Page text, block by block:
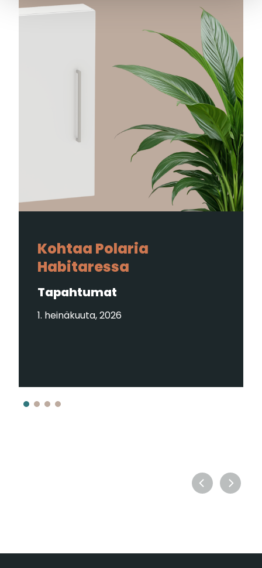
Kohtaa Polaria
Habitaressa
Tapahtumat
1. heinäkuuta, 2026